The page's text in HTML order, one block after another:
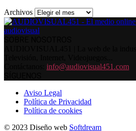
Archivos
info@audiovisual451.com
Aviso Legal
Política de Privacidad
Política de cookies
© 2023 Diseño web Softdream